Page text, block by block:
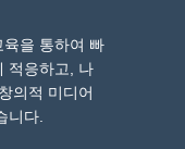
을 통하여 빠
적응하고, 나
의적 미디어
니다.